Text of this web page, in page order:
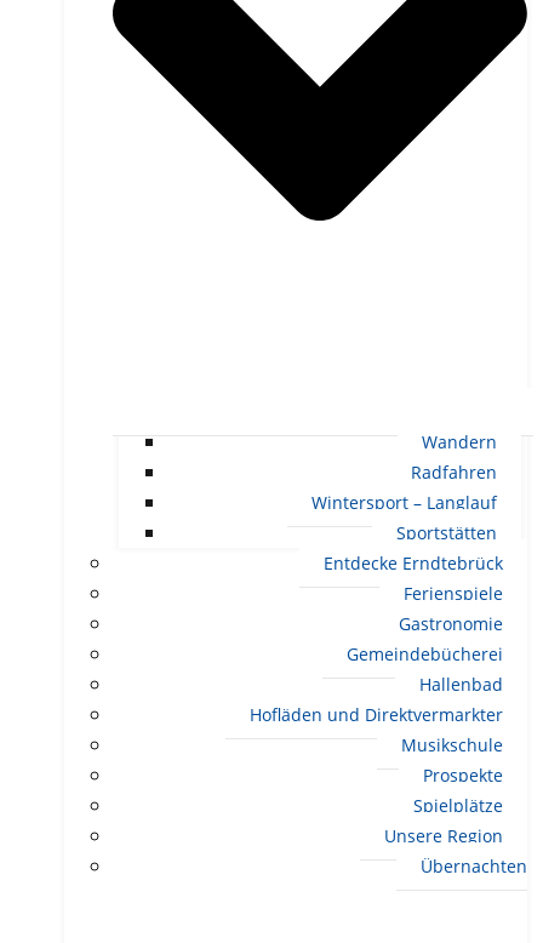
Wandern
Radfahren
Wintersport – Langlauf
Sportstätten
Entdecke Erndtebrück
Ferienspiele
Gastronomie
Gemeindebücherei
Hallenbad
Hofläden und Direktvermarkter
Musikschule
Prospekte
Spielplätze
Unsere Region
Übernachten